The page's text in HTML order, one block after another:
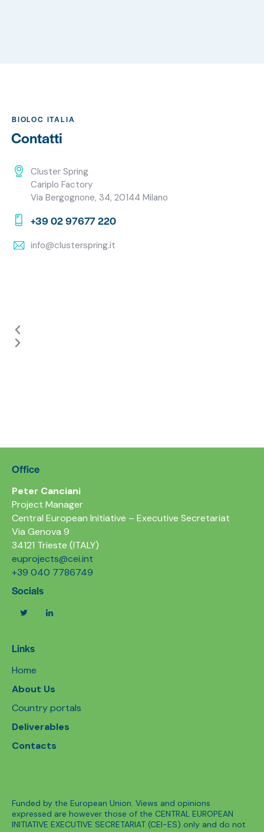
BIOLOC ITALIA
Contatti
Cluster Spring
Cariplo Factory
Via Bergognone, 34, 20144 Milano
+39 02 97677 220
info@clusterspring.it
Office
Peter Canciani
Project Manager
Central European Initiative – Executive Secretariat
Via Genova 9
34121 Trieste (ITALY)
euprojects@cei.int
+39 040 7786749
Socials
Links
Home
About Us
Country portals
Deliverables
Contacts
Funded by the European Union. Views and opinions
expressed are however those of the CENTRAL EUROPEAN
INITIATIVE EXECUTIVE SECRETARIAT (CEI-ES) only and do not